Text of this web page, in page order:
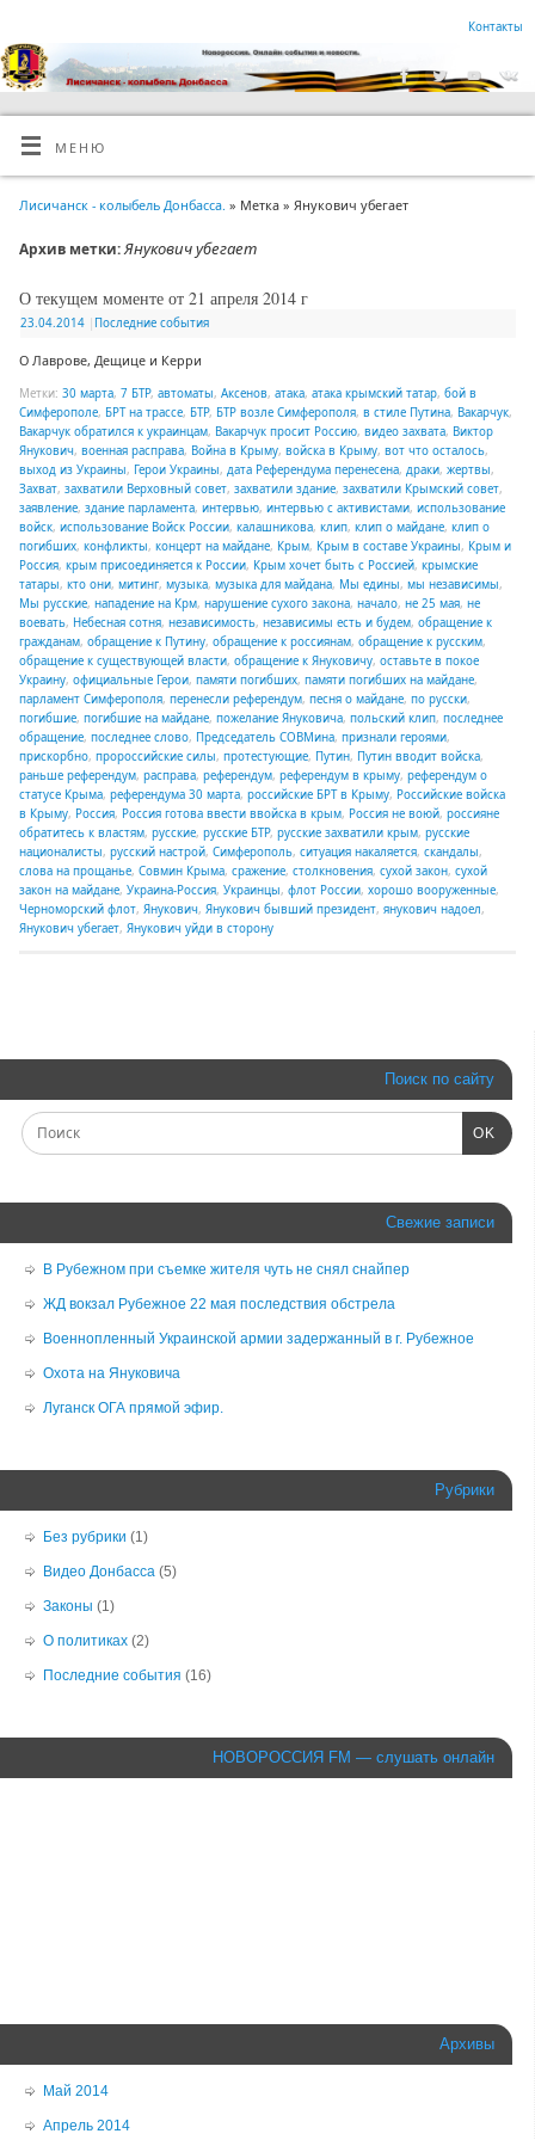
Контакты
МЕНЮ
Лисичанск - колыбель Донбасса. » Метка » Янукович убегает
Архив метки:Янукович убегает
О текущем моменте от 21 апреля 2014 г
23.04.2014 | Последние события
О Лаврове, Дещице и Керри
Метки:30 марта,7 БТР,автоматы,Аксенов,атака,атака крымский татар,бой в
Симферополе, БРТ на трассе, БТР, БТР возле Симферополя,в стиле Путина, Вакарчук,
Вакарчук обратился к украинцам, Вакарчук просит Россию,видео захвата, Виктор
Янукович,военная расправа, Война в Крыму,войска в Крыму,вот что осталось,
выход из Украины, Герои Украины,дата Референдума перенесена,драки,жертвы,
Захват,захватили Верховный совет,захватили здание,захватили Крымский совет,
заявление,здание парламента,интервью,интервью с активистами,использование
войск,использование Войск России,калашникова,клип,клип о майдане,клип о
погибших,конфликты,концерт на майдане, Крым, Крым в составе Украины, Крым и
Россия,крым присоединяется к России, Крым хочет быть с Россией,крымские
татары,кто они,митинг,музыка,музыка для майдана, Мы едины,мы независимы,
Мы русские,нападение на Крм,нарушение сухого закона,начало,не 25 мая,не
воевать, Небесная сотня,независимость,независимы есть и будем,обращение к
гражданам,обращение к Путину,обращение к россиянам,обращение к русским,
обращение к существующей власти,обращение к Януковичу,оставьте в покое
Украину,официальные Герои,памяти погибших,памяти погибших на майдане,
парламент Симферополя,перенесли референдум,песня о майдане,по русски,
погибшие,погибшие на майдане,пожелание Януковича,польский клип,последнее
обращение,последнее слово, Председатель СОВМина,признали героями,
прискорбно,пророссийские силы,протестующие, Путин, Путин вводит войска,
раньше референдум,расправа,референдум,референдум в крыму,референдум о
статусе Крыма,референдума 30 марта,российские БРТ в Крыму, Российские войска
в Крыму, Россия, Россия готова ввести ввойска в крым, Россия не воюй,россияне
обратитесь к властям,русские,русские БТР,русские захватили крым,русские
националисты,русский настрой,Симферополь,ситуация накаляется,скандалы,
слова на прощанье,Совмин Крыма,сражение,столкновения,сухой закон,сухой
закон на майдане,Украина-Россия,Украинцы,флот России,хорошо вооруженные,
Черноморский флот,Янукович,Янукович бывший президент,янукович надоел,
Янукович убегает,Янукович уйди в сторону
Поиск по сайту
OK
Свежие записи
В Рубежном при съемке жителя чуть не снял снайпер
ЖД вокзал Рубежное 22 мая последствия обстрела
Военнопленный Украинской армии задержанный в г. Рубежное
Охота на Януковича
Луганск ОГА прямой эфир.
Рубрики
Без рубрики (1)
Видео Донбасса (5)
Законы (1)
О политиках (2)
Последние события (16)
НОВОРОССИЯ FM — слушать онлайн
Архивы
Май 2014
Апрель 2014